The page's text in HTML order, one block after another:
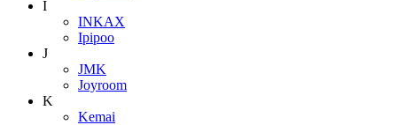
I
INKAX
Ipipoo
J
JMK
Joyroom
K
Kemai